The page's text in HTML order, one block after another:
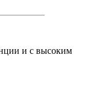
и с высоким